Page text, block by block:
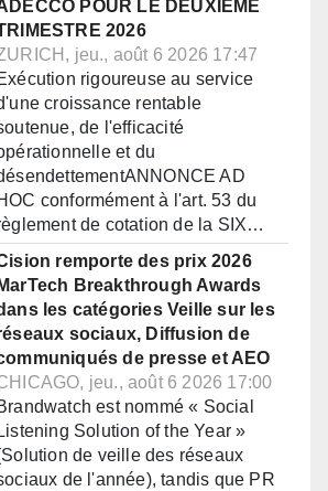
POUR LE DEUXIÈME
2026
jeu., août 6 2026 17:47
rigoureuse au service
croissance rentable
de l'efficacité
et du
AD
conformément à l'art. 53 du
de cotation de la SIX…
remporte des prix 2026
MarTech Breakthrough Awards
les catégories Veille sur les
sociaux, Diffusion de
de presse et AEO
jeu., août 6 2026 17:00
est nommé « Social
Listening Solution of the Year »
de veille des réseaux
de l'année), tandis que PR